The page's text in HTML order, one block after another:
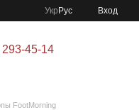
Укр Рус Вход
45-14
FootMorning